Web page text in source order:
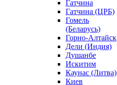
Гатчина
Гатчина (ЦРБ)
Гомель
(Беларусь)
Горно-Алтайск
Дели (Индия)
Душанбе
Искитим
Каунас (Литва)
Киев